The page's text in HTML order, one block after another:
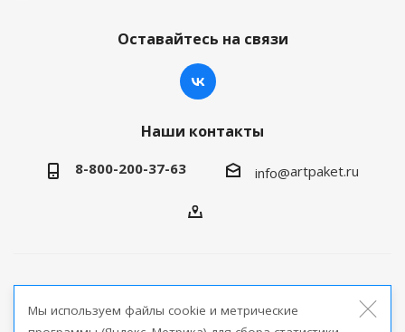
Оставайтесь на связи
Наши контакты
8-800-200-37-63 info@artpaket.ru
продукции
Мы используем файлы cookie и метрические